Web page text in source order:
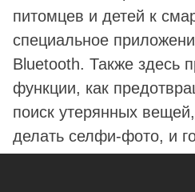
питомцев и детей к
специальное
Bluetooth. Также здесь
функции, как
поиск утерянных
делать селфи-фото, и